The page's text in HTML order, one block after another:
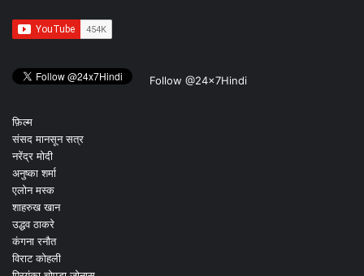
Follow @24x7Hindi
फ़िल्म
संसद मानसून सत्र
नरेंद्र मोदी
अनुष्का शर्मा
एलोन मस्क
शाहरुख खान
उद्धव ठाकरे
कंगना रनौत
विराट कोहली